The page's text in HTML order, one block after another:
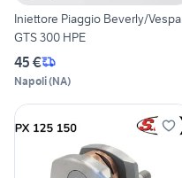
Iniettore Piaggio Beverly/Vespa
GTS 300 HPE
45 €
Napoli(NA)